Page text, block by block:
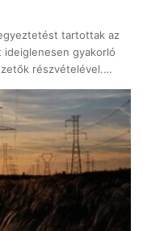
tartottak az
gyakorló
részvételével.…